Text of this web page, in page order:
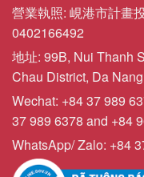
營業執照: 峴港市計畫
0402166492
地址: 99B, Nui Thanh
Chau District, Da
Wechat: +84 37 989
37 989 6378 and +84
WhatsApp/ Zalo: +84